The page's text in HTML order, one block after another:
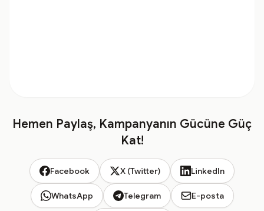
Hemen Paylaş, Kampanyanın Gücüne Güç
Kat!
Facebook X (Twitter) LinkedIn
WhatsApp Telegram E-posta